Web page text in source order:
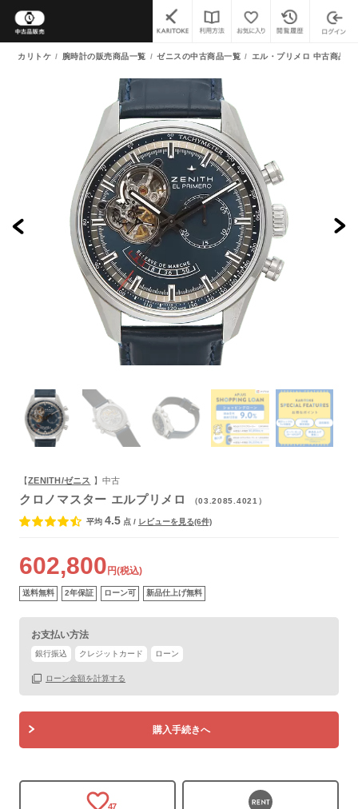
カリトケ 腕時計の販売商品一覧 ゼニスの中古商品一覧 エル・プリメロ 中古商品一
【ZENITH/ゼニス 】中古
クロノマスター エルプリメロ （03.2085.4021）
平均 4.5 点 / レビューを見る(6件)
602,800 円(税込)
送料無料 2年保証 ローン可 新品仕上げ無料
お支払い方法
銀行振込 クレジットカード ローン
ローン金額を計算する
購入手続きへ
47